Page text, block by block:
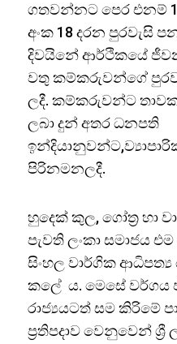
ගතවන්නට පෙර එනම්
අංක 18 දරන පුරවැසි
දිවයිනේ ආර්ථිකයේ
වතු කම්කරුවන්ගේ
ලදී. කම්කරුවන්ට
ලබා දුන් අතර ධනපති
පිරිනමනලදී.
හුදෙක් කුල, ගෝත්‍ර හා
පැවති ලංකා සමාජය
සිංහල වාර්ගික
කලේ ය. මෙසේ වර්ගය
රාජ්‍යයටත් සම කිරිමේ
ප්‍රතිපදාව වෙනුවෙන්